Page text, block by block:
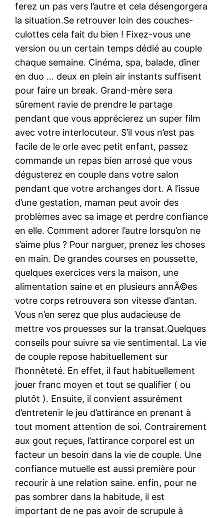
ferez un pas vers l’autre et cela désengorgera
la situation.Se retrouver loin des couches-
culottes cela fait du bien ! Fixez-vous une
version ou un certain temps dédié au couple
chaque semaine. Cinéma, spa, balade, dîner
en duo … deux en plein air instants suffisent
pour faire un break. Grand-mère sera
sûrement ravie de prendre le partage
pendant que vous apprécierez un super film
avec votre interlocuteur. S’il vous n’est pas
facile de le orle avec petit enfant, passez
commande un repas bien arrosé que vous
dégusterez en couple dans votre salon
pendant que votre archanges dort. A l’issue
d’une gestation, maman peut avoir des
problèmes avec sa image et perdre confiance
en elle. Comment adorer l’autre lorsqu’on ne
s’aime plus ? Pour narguer, prenez les choses
en main. De grandes courses en poussette,
quelques exercices vers la maison, une
alimentation saine et en plusieurs annÃ©es
votre corps retrouvera son vitesse d’antan.
Vous n’en serez que plus audacieuse de
mettre vos prouesses sur la transat.Quelques
conseils pour suivre sa vie sentimental. La vie
de couple repose habituellement sur
l’honnêteté. En effet, il faut habituellement
jouer franc moyen et tout se qualifier ( ou
plutôt ). Ensuite, il convient assurément
d’entretenir le jeu d’attirance en prenant à
tout moment attention de soi. Contrairement
aux gout reçues, l’attirance corporel est un
facteur un besoin dans la vie de couple. Une
confiance mutuelle est aussi première pour
recourir à une relation saine. enfin, pour ne
pas sombrer dans la habitude, il est
important de ne pas avoir de scrupule à